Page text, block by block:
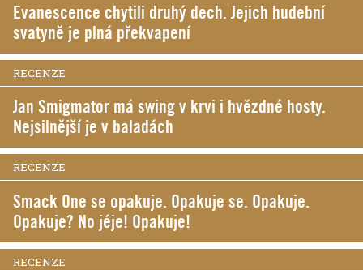
Evanescence chytili druhý dech. Jejich hudební
svatyně je plná překvapení
RECENZE
Jan Smigmator má swing v krvi i hvězdné hosty.
Nejsilnější je v baladách
RECENZE
Smack One se opakuje. Opakuje se. Opakuje.
Opakuje? No jéje! Opakuje!
RECENZE